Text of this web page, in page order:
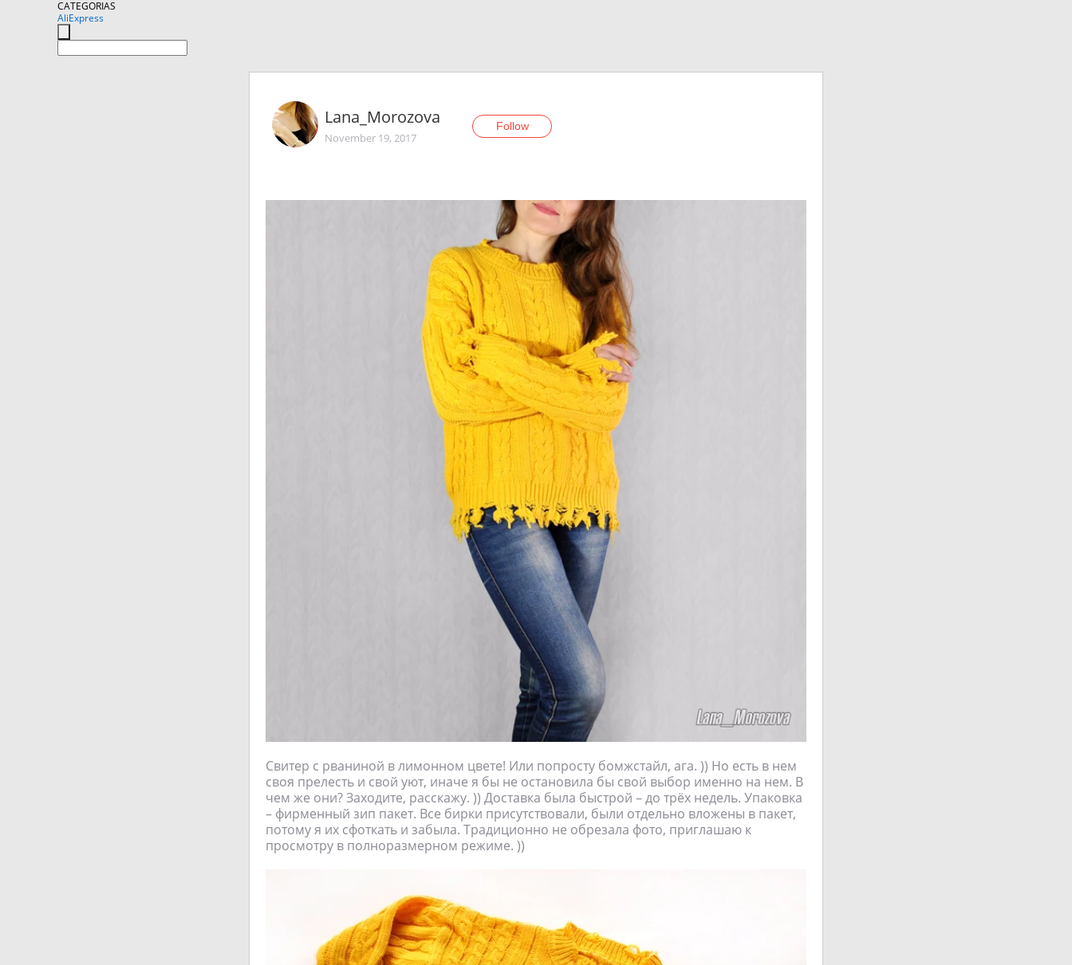
CATEGORIAS
AliExpress
Lana_Morozova
November 19, 2017
Follow
Свитер с рваниной в лимонном цвете! Или попросту бомжстайл, ага. )) Но есть в нем
своя прелесть и свой уют, иначе я бы не остановила бы свой выбор именно на нем. В
чем же они? Заходите, расскажу. )) Доставка была быстрой – до трёх недель. Упаковка
– фирменный зип пакет. Все бирки присутствовали, были отдельно вложены в пакет,
потому я их сфоткать и забыла. Традиционно не обрезала фото, приглашаю к
просмотру в полноразмерном режиме. ))